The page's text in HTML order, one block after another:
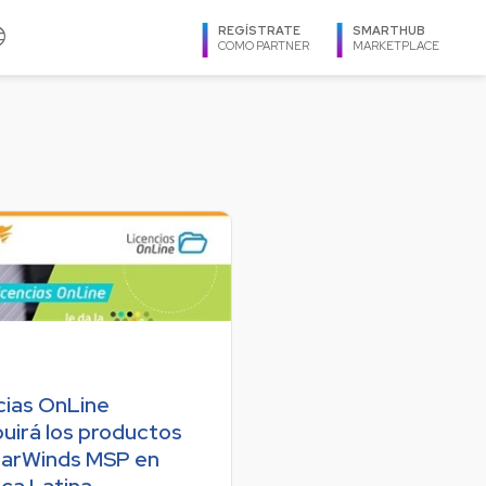
Argentina
Caribe
Centroamérica
Chile
REGÍSTRATE
COMO PARTNER
SMARTHUB
MARKETPLACE
OnLine
los productos
MSP en